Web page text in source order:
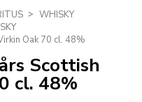
WHISKY
Oak 70 cl. 48%
Scottish
cl. 48%